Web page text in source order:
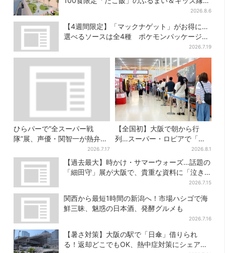
2026.8.6
【4週間限定】「マックナゲット」がお得に…
選べるソースは全4種 ポケモンパッケージは
2026.7.19
ひらパーで“全スーパー戦
隊”展、声優・関智一が熱弁
「今、大阪に全戦力が集中し
ております」
2026.7.17
【全国初】大阪で朝から行
列…スーパー・ロピアで「ど
デカ抽選会」、開始30分で“1
等黒毛和牛”の当選も
2026.8.1
【過去最大】時かけ・サマーウォーズ…話題の
「細田守」展が大阪で、貴重な資料に「泣き
2026.7.15
関西から最短1時間の新潟へ！市場ハシゴで海
鮮三昧、魅惑の日本酒、発酵グルメも
2026.7.16
【暑さ対策】大阪の駅で「日傘」借りられ
る！返却どこでもOK、熱中症対策にシェアサ